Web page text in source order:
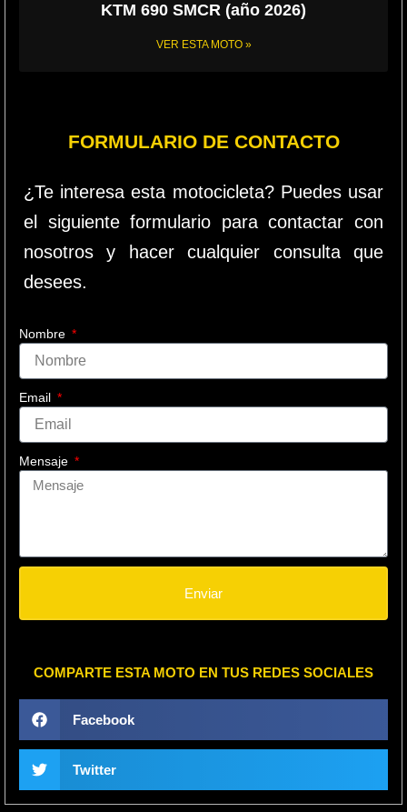
KTM 690 SMCR (año 2026)
VER ESTA MOTO »
FORMULARIO DE CONTACTO
¿Te interesa esta motocicleta? Puedes usar
el siguiente formulario para contactar con
nosotros y hacer cualquier consulta que
desees.
Nombre
Email
Mensaje
Enviar
COMPARTE ESTA MOTO EN TUS REDES SOCIALES
Facebook
Twitter